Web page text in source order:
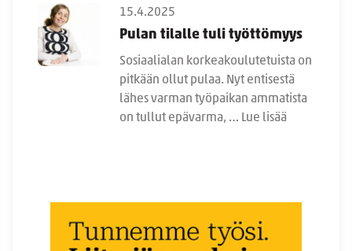
15.4.2025
Pulan tilalle tuli työttömyys
Sosiaalialan korkeakoulutetuista on
pitkään ollut pulaa. Nyt entisestä
lähes varman työpaikan ammatista
on tullut epävarma, … Lue lisää